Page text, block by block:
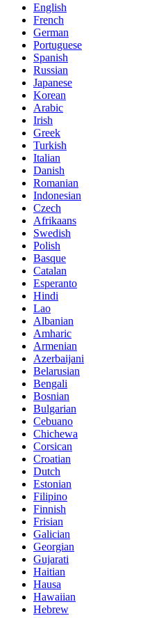
English
French
German
Portuguese
Spanish
Russian
Japanese
Korean
Arabic
Irish
Greek
Turkish
Italian
Danish
Romanian
Indonesian
Czech
Afrikaans
Swedish
Polish
Basque
Catalan
Esperanto
Hindi
Lao
Albanian
Amharic
Armenian
Azerbaijani
Belarusian
Bengali
Bosnian
Bulgarian
Cebuano
Chichewa
Corsican
Croatian
Dutch
Estonian
Filipino
Finnish
Frisian
Galician
Georgian
Gujarati
Haitian
Hausa
Hawaiian
Hebrew